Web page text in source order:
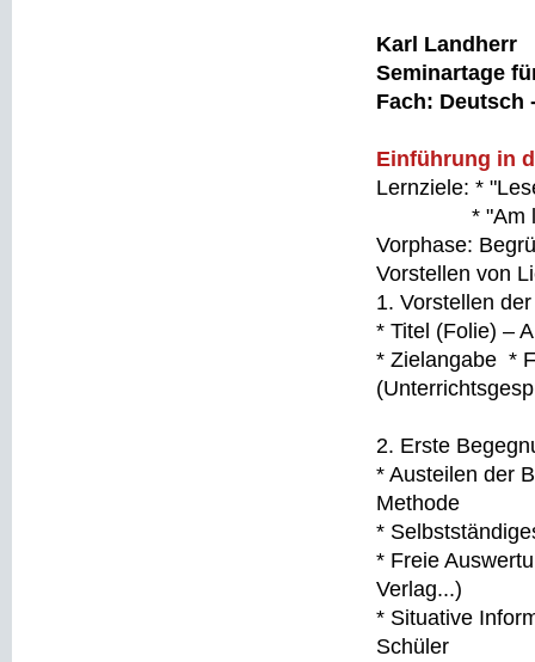
Karl Landherr
Seminartage
Fach: Deutsch
Einführung in
Lernziele: *
* "Am
Vorphase:
Vorstellen von
1. Vorstellen
* Titel (Folie) –
* Zielangabe *
2. Erste
* Austeilen der
Methode
*
* Freie
Verlag...)
* Situative
Schüler